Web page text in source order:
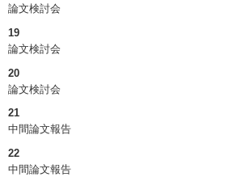
論文検討会
19
論文検討会
20
論文検討会
21
中間論文報告
22
中間論文報告